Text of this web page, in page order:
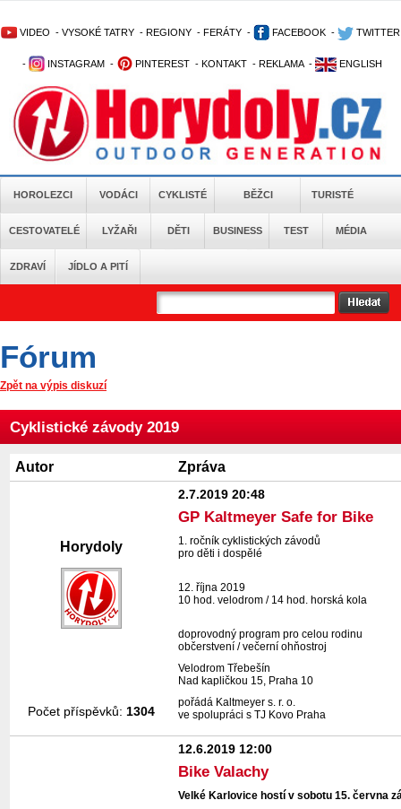
VIDEO - VYSOKÉ TATRY - REGIONY - FERÁTY - FACEBOOK - TWITTER
- INSTAGRAM - PINTEREST - KONTAKT - REKLAMA - ENGLISH
HOROLEZCI VODÁCI CYKLISTÉ BĚŽCI TURISTÉ
CESTOVATELÉ LYŽAŘI DĚTI BUSINESS TEST MÉDIA
ZDRAVÍ JÍDLO A PITÍ
Fórum
Zpět na výpis diskuzí
Cyklistické závody 2019
Autor Zpráva
Horydoly
2.7.2019 20:48
GP Kaltmeyer Safe for Bike
1. ročník cyklistických závodů
pro děti i dospělé
12. října 2019
10 hod. velodrom / 14 hod. horská kola
doprovodný program pro celou rodinu
občerstvení / večerní ohňostroj
Velodrom Třebešín
Nad kapličkou 15, Praha 10
pořádá Kaltmeyer s. r. o.
ve spolupráci s TJ Kovo Praha
Počet příspěvků: 1304
12.6.2019 12:00
Bike Valachy
Velké Karlovice hostí v sobotu 15. června